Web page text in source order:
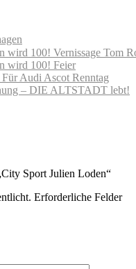
wird 100! Vernissage Tom
wird 100! Feier
Audi Ascot Renntag
– DIE ALTSTADT lebt!
Sport Julien Loden“
Erforderliche Felder